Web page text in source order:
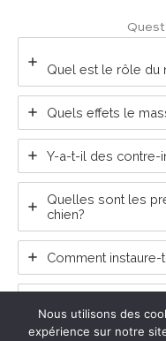
Quel est le rôle du
Quels effets le
Y-a-t-il des contre-
Quelles sont les
chien?
Comment
Nous utilisons des
expérience sur notre